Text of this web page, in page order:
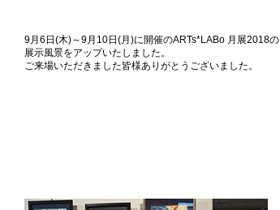
9月6日(木)～9月10日(月)に開催のARTs*LABo 月展2018の
展示風景をアップいたしました。
ご来場いただきました皆様ありがとうございました。